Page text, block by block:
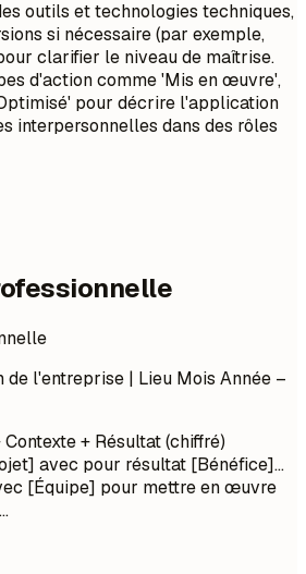
outils et technologies techniques,
si nécessaire (par exemple,
clarifier le niveau de maîtrise.
d'action comme 'Mis en œuvre',
pour décrire l'application
interpersonnelles dans des rôles
de l'entreprise | Lieu Mois Année –
+ Résultat (chiffré)
avec pour résultat [Bénéfice]...
[Équipe] pour mettre en œuvre